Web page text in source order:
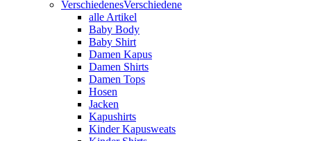
VerschiedenesVerschiedene
alle Artikel
Baby Body
Baby Shirt
Damen Kapus
Damen Shirts
Damen Tops
Hosen
Jacken
Kapushirts
Kinder Kapusweats